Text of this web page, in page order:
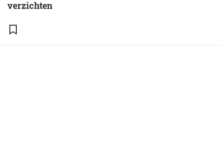
verzichten